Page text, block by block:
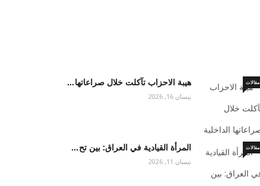
هيبة الاحزاب تآكلت خلال صراعاتها… مقالات
نيسان 16, 2026
المرأة القيادية في العراق: بين تح… مقالات
نيسان 11, 2026